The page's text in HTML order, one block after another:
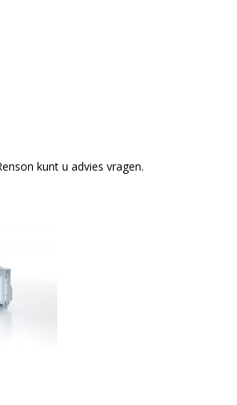
kunt u advies vragen.